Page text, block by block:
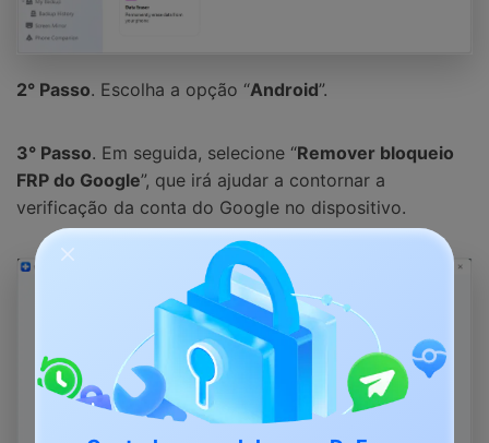
2° Passo. Escolha a opção “Android”.
3° Passo. Em seguida, selecione “Remover bloqueio
FRP do Google”, que irá ajudar a contornar a
verificação da conta do Google no dispositivo.